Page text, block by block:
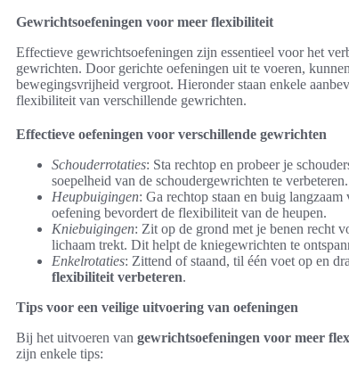
Gewrichtsoefeningen voor meer flexibiliteit
Effectieve gewrichtsoefeningen zijn essentieel voor het
gewrichten. Door gerichte oefeningen uit te voeren,
bewegingsvrijheid vergroot. Hieronder staan enkele
flexibiliteit van verschillende gewrichten.
Effectieve oefeningen voor verschillende gewrichten
Schouderrotaties: Sta rechtop en probeer je
soepelheid van de schoudergewrichten te verbeteren.
Heupbuigingen: Ga rechtop staan en buig
oefening bevordert de flexibiliteit van de heupen.
Kniebuigingen: Zit op de grond met je benen recht
lichaam trekt. Dit helpt de kniegewrichten te
Enkelrotaties: Zittend of staand, til één voet op en
flexibiliteit verbeteren.
Tips voor een veilige uitvoering van oefeningen
Bij het uitvoeren van gewrichtsoefeningen voor meer
zijn enkele tips: